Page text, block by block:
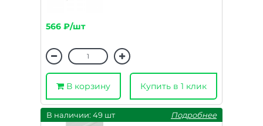
566 ₽/шт
В корзину Купить в 1 клик
В наличии: 49 шт Подробнее